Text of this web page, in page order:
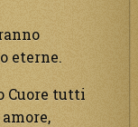
eterne.
Cuore tutti